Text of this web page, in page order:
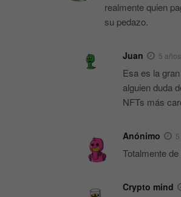
realmente quien
su pedazo.
Juan 5
Esa es la
alguien duda
NFTs más
Anónimo
Totalmente
Crypto mind